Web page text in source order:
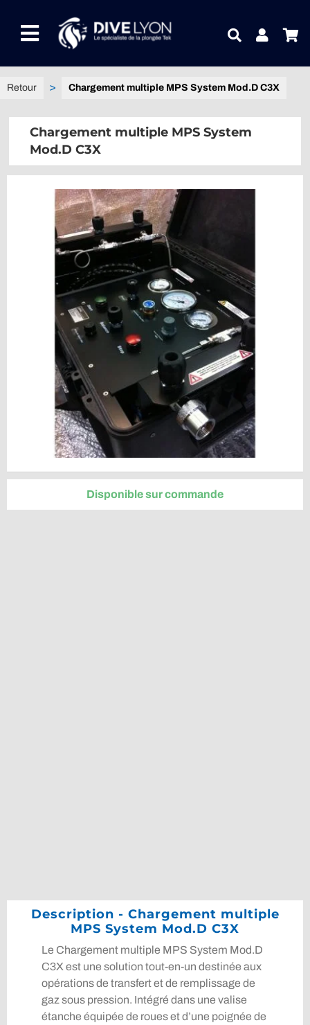
contenuToggle
Navigation
NOTRE UNIVERS PRODUITS
CONTACTEZ-NOUS
IDEES CADEAUX
Guides
Chargement multiple MPS System Mod.D C3X
Chargement multiple MPS System
Mod.D C3X
Disponible sur commande
Description - Chargement multiple
MPS System Mod.D C3X
Le Chargement multiple MPS System Mod.D
C3X est une solution tout-en-un destinée aux
opérations de transfert et de remplissage de
gaz sous pression. Intégré dans une valise
étanche équipée de roues et d’une poignée de